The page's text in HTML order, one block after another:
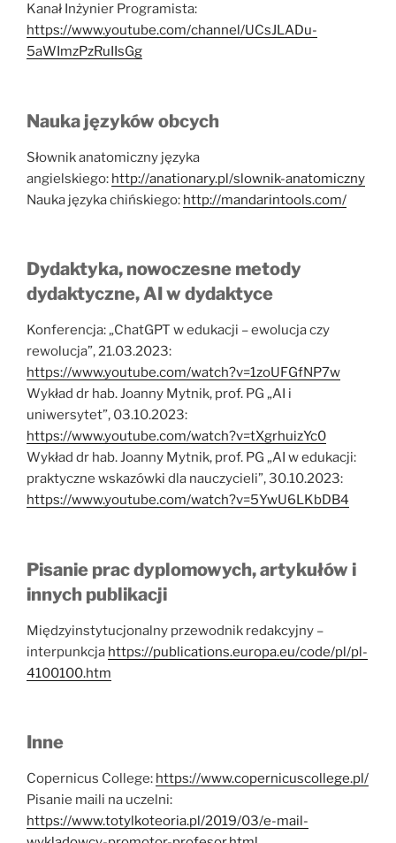
Kanał Inżynier Programista:
https://www.youtube.com/channel/UCsJLADu-
5aWImzPzRuIIsGg
Nauka języków obcych
Słownik anatomiczny języka
angielskiego: http://anationary.pl/slownik-anatomiczny
Nauka języka chińskiego: http://mandarintools.com/
Dydaktyka, nowoczesne metody
dydaktyczne, AI w dydaktyce
Konferencja: „ChatGPT w edukacji – ewolucja czy
rewolucja”, 21.03.2023:
https://www.youtube.com/watch?v=1zoUFGfNP7w
Wykład dr hab. Joanny Mytnik, prof. PG „AI i
uniwersytet”, 03.10.2023:
https://www.youtube.com/watch?v=tXgrhuizYc0
Wykład dr hab. Joanny Mytnik, prof. PG „AI w edukacji:
praktyczne wskazówki dla nauczycieli”, 30.10.2023:
https://www.youtube.com/watch?v=5YwU6LKbDB4
Pisanie prac dyplomowych, artykułów i
innych publikacji
Międzyinstytucjonalny przewodnik redakcyjny –
interpunkcja https://publications.europa.eu/code/pl/pl-
4100100.htm
Inne
Copernicus College: https://www.copernicuscollege.pl/
Pisanie maili na uczelni:
https://www.totylkoteoria.pl/2019/03/e-mail-